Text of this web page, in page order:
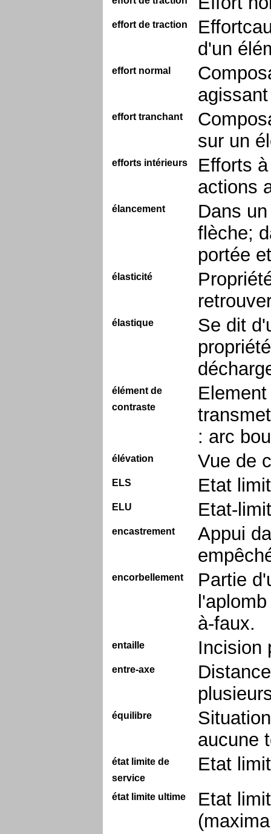
effort de traction
d'un
effort normal
effort tranchant
sur un
efforts intérieurs
Efforts
actions
élancement
Dans
flèche;
portée
élasticité
élastique
Se dit
élément de
contraste
: arc
élévation Vue de
ELS Etat
ELU Etat-
encastrement
Appui
encorbellement
Partie
à-faux.
entaille Incision
entre-axe
équilibre
aucune
état limite de
service
Etat
état limite ultime
Etat